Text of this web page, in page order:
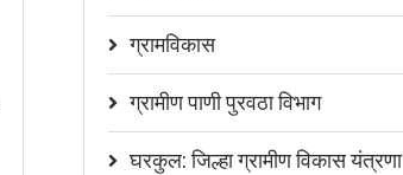
ग्रामविकास
ग्रामीण पाणी पुरवठा विभाग
घरकुल: जिल्हा ग्रामीण विकास यंत्रणा